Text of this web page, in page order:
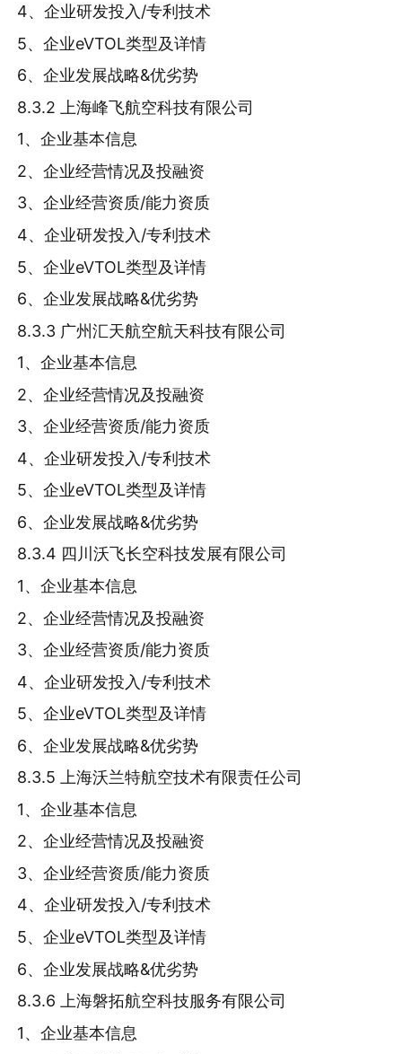
4、企业研发投入/专利技术
5、企业eVTOL类型及详情
6、企业发展战略&优劣势
8.3.2 上海峰飞航空科技有限公司
1、企业基本信息
2、企业经营情况及投融资
3、企业经营资质/能力资质
4、企业研发投入/专利技术
5、企业eVTOL类型及详情
6、企业发展战略&优劣势
8.3.3 广州汇天航空航天科技有限公司
1、企业基本信息
2、企业经营情况及投融资
3、企业经营资质/能力资质
4、企业研发投入/专利技术
5、企业eVTOL类型及详情
6、企业发展战略&优劣势
8.3.4 四川沃飞长空科技发展有限公司
1、企业基本信息
2、企业经营情况及投融资
3、企业经营资质/能力资质
4、企业研发投入/专利技术
5、企业eVTOL类型及详情
6、企业发展战略&优劣势
8.3.5 上海沃兰特航空技术有限责任公司
1、企业基本信息
2、企业经营情况及投融资
3、企业经营资质/能力资质
4、企业研发投入/专利技术
5、企业eVTOL类型及详情
6、企业发展战略&优劣势
8.3.6 上海磐拓航空科技服务有限公司
1、企业基本信息